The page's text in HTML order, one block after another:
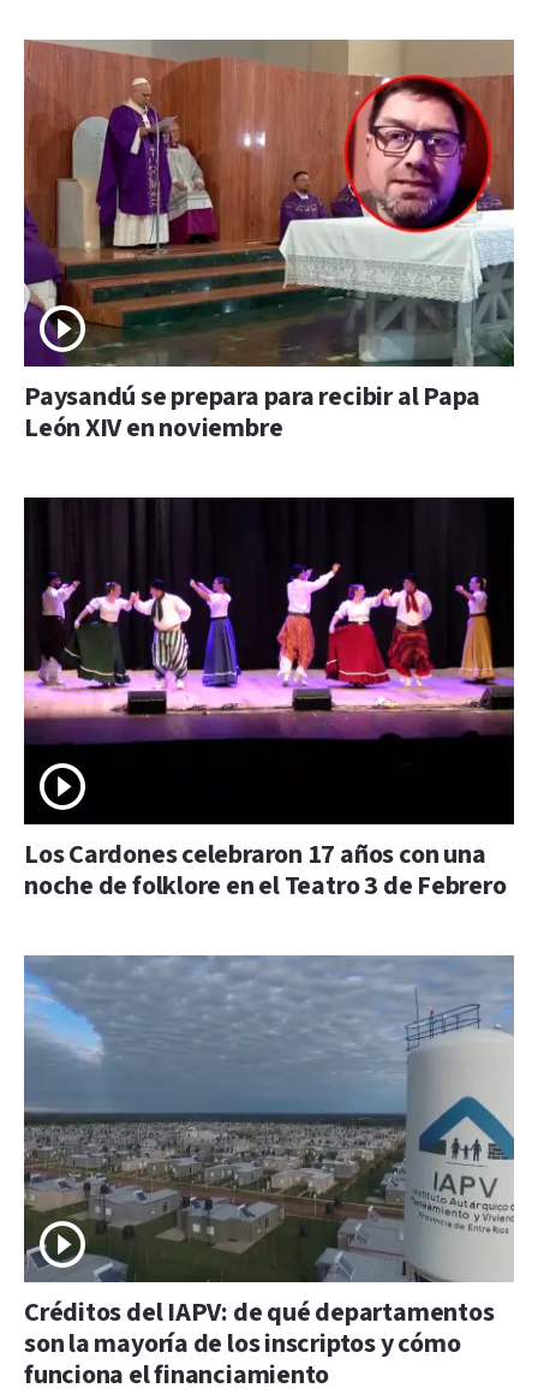
Paysandú se prepara para recibir al Papa
León XIV en noviembre
Los Cardones celebraron 17 años con una
noche de folklore en el Teatro 3 de Febrero
Créditos del IAPV: de qué departamentos
son la mayoría de los inscriptos y cómo
funciona el financiamiento